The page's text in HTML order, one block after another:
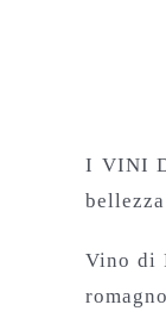
I VINI
Vino di